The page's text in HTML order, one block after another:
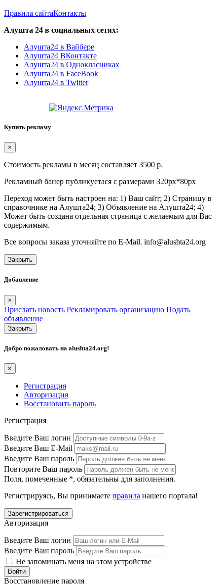
Правила сайтаКонтакты
Алушта 24 в социальных сетях:
Алушта24 в Вайбере
Алушта24 ВКонтакте
Алушта24 в Однокласниках
Алушта24 в FaceBook
Алушта24 в Twitter
Купить рекламу
×
Стоимость рекламы в месяц составляет 3500 р.
Рекламный банер публикуетася с размерами 320px*80px
Переход может быть настроен на: 1) Ваш сайт; 2) Страницу в
справочнике на Алушта24; 3) Объявление на Алушта24; 4)
Может быть создана отдельная страница с желаемым для Вас
содержимым.
Все вопросы заказа уточняйте по E-Mail. info@alushta24.org
Закрыть
Добавление
×
Прислать новость Рекламировать организацию Подать
объявление
Закрыть
Добро пожаловать на alushta24.org!
×
Регистрация
Авторизация
Восстановить пароль
Регистрация
Введите Ваш логин
Введите Ваш E-Mail
Введите Ваш пароль
Повторите Ваш пароль
Поля, помеченные *, обязательны для заполнения.
Регистрируясь, Вы принимаете правила нашего портала!
Авторизация
Введите Ваш логин
Введите Ваш пароль
Не запоминать меня на этом устройстве
Восстановление пароля